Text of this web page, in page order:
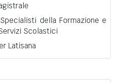
della Formazione e
Scolastici
Latisana